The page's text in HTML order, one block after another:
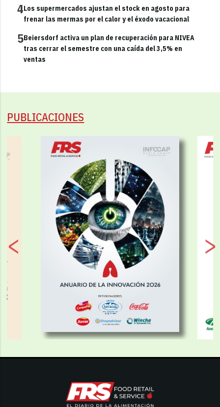
4Los supermercados ajustan el stock en agosto para
frenar las mermas por el calor y el éxodo vacacional
5Beiersdorf activa un plan de recuperación para NIVEA
tras cerrar el semestre con una caída del 3,5% en
ventas
PUBLICACIONES